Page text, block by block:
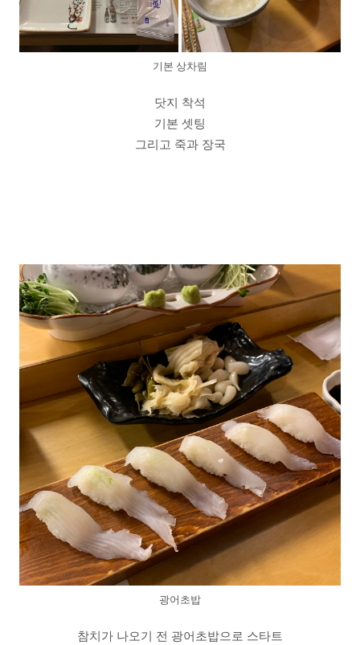
기본 상차림
닷지 착석
기본 셋팅
그리고 죽과 장국
광어초밥
참치가 나오기 전 광어초밥으로 스타트